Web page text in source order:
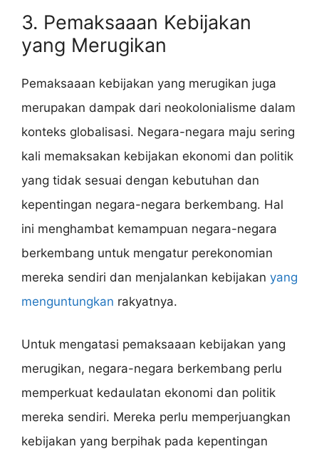
3. Pemaksaaan Kebijakan
yang Merugikan
Pemaksaaan kebijakan yang merugikan juga
merupakan dampak dari neokolonialisme dalam
konteks globalisasi. Negara-negara maju sering
kali memaksakan kebijakan ekonomi dan politik
yang tidak sesuai dengan kebutuhan dan
kepentingan negara-negara berkembang. Hal
ini menghambat kemampuan negara-negara
berkembang untuk mengatur perekonomian
mereka sendiri dan menjalankan kebijakan yang
menguntungkan rakyatnya.
Untuk mengatasi pemaksaaan kebijakan yang
merugikan, negara-negara berkembang perlu
memperkuat kedaulatan ekonomi dan politik
mereka sendiri. Mereka perlu memperjuangkan
kebijakan yang berpihak pada kepentingan